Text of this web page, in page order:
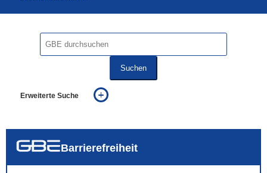
Suchen
Erweiterte Suche
auch in allen Texten suchen (Volltextsuche)
Barrierefreiheit